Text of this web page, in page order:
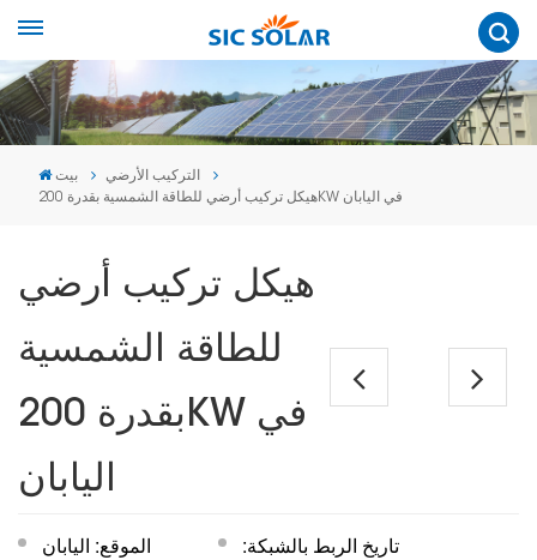
بيت
التركيب الأرضي
هيكل تركيب أرضي للطاقة الشمسية بقدرة 200KW في اليابان
هيكل تركيب أرضي
للطاقة الشمسية
بقدرة 200KW في
اليابان
الموقع: اليابان تاريخ الربط بالشبكة: